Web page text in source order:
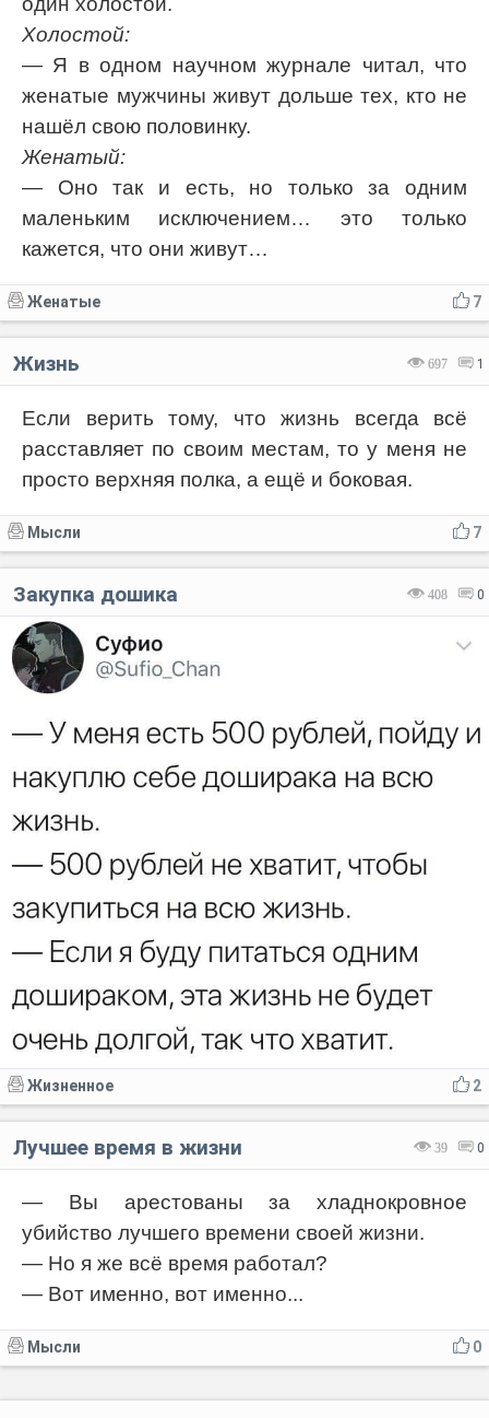
Холостой:
— Я в одном научном журнале читал, что
женатые мужчины живут дольше тех, кто не
нашёл свою половинку.
Женатый:
— Оно так и есть, но только за одним
маленьким исключением… это только
кажется, что они живут…
7
Женатые
697 1
Жизнь
Если верить тому, что жизнь всегда всё
расставляет по своим местам, то у меня не
просто верхняя полка, а ещё и боковая.
7
Мысли
408 0
Закупка дошика
2
Жизненное
39 0
Лучшее время в жизни
— Вы арестованы за хладнокровное
убийство лучшего времени своей жизни.
— Но я же всё время работал?
— Вот именно, вот именно...
0
Мысли